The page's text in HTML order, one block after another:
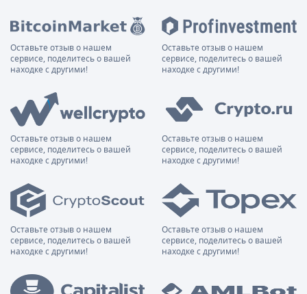
Оставьте отзыв о нашем
сервисе, поделитесь о вашей
находке с другими!
Оставьте отзыв о нашем
сервисе, поделитесь о вашей
находке с другими!
Оставьте отзыв о нашем
сервисе, поделитесь о вашей
находке с другими!
Оставьте отзыв о нашем
сервисе, поделитесь о вашей
находке с другими!
Оставьте отзыв о нашем
сервисе, поделитесь о вашей
находке с другими!
Оставьте отзыв о нашем
сервисе, поделитесь о вашей
находке с другими!